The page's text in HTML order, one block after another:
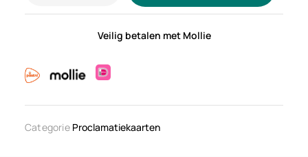
Veilig betalen met Mollie
Categorie Proclamatiekaarten